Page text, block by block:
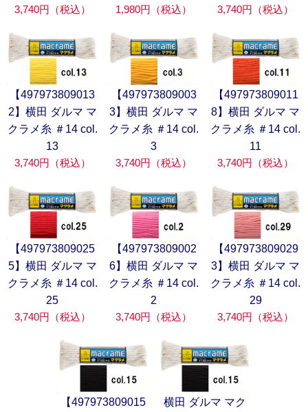
3,740円（税込）
1,980円（税込）
3,740円（税込）
【497973809013
2】横田 ダルマ マ
クラメ糸 ＃14 col.
13
3,740円（税込）
【497973809003
3】横田 ダルマ マ
クラメ糸 ＃14 col.
3
3,740円（税込）
【497973809011
8】横田 ダルマ マ
クラメ糸 ＃14 col.
11
3,740円（税込）
【497973809025
5】横田 ダルマ マ
クラメ糸 ＃14 col.
25
3,740円（税込）
【497973809002
6】横田 ダルマ マ
クラメ糸 ＃14 col.
2
3,740円（税込）
【497973809029
3】横田 ダルマ マ
クラメ糸 ＃14 col.
29
3,740円（税込）
【497973809015
横田 ダルマ マク